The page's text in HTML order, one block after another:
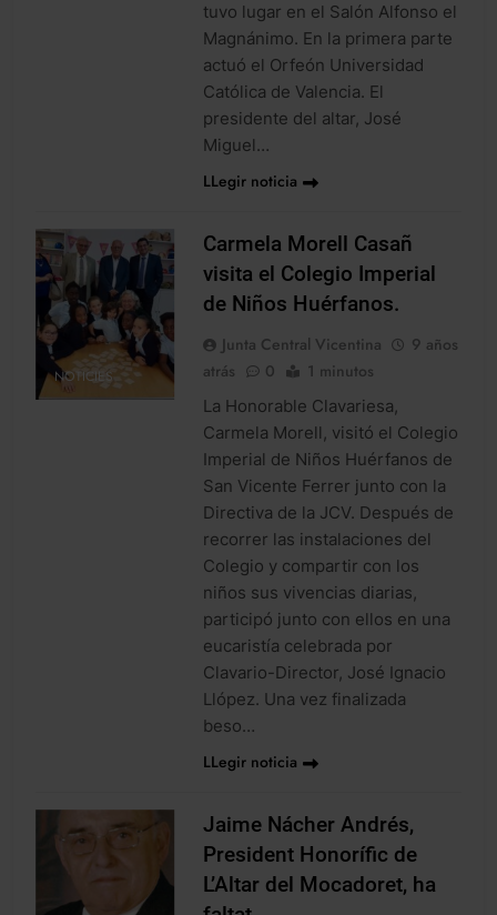
tuvo lugar en el Salón Alfonso el
Magnánimo. En la primera parte
actuó el Orfeón Universidad
Católica de Valencia. El
presidente del altar, José
Miguel…
LLegir noticia
NOTICIES
Carmela Morell Casañ
visita el Colegio Imperial
de Niños Huérfanos.
Junta Central Vicentina
9 años
atrás
0 1 minutos
La Honorable Clavariesa,
Carmela Morell, visitó el Colegio
Imperial de Niños Huérfanos de
San Vicente Ferrer junto con la
Directiva de la JCV. Después de
recorrer las instalaciones del
Colegio y compartir con los
niños sus vivencias diarias,
participó junto con ellos en una
eucaristía celebrada por
Clavario-Director, José Ignacio
Llópez. Una vez finalizada
beso…
LLegir noticia
Jaime Nácher Andrés,
President Honorífic de
L’Altar del Mocadoret, ha